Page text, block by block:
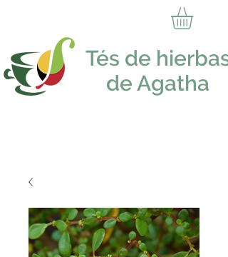
Tés de hierbas
de Agatha